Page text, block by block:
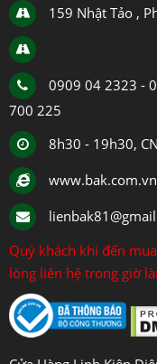
159 Nhật Tảo ,
0909 04 2323 -
700 225
8h30 - 19h30,
www.bak.com.vn
Quý khách khi đến
lòng liên hệ trong giờ